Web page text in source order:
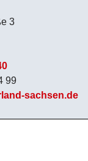
3
99
sachsen.de